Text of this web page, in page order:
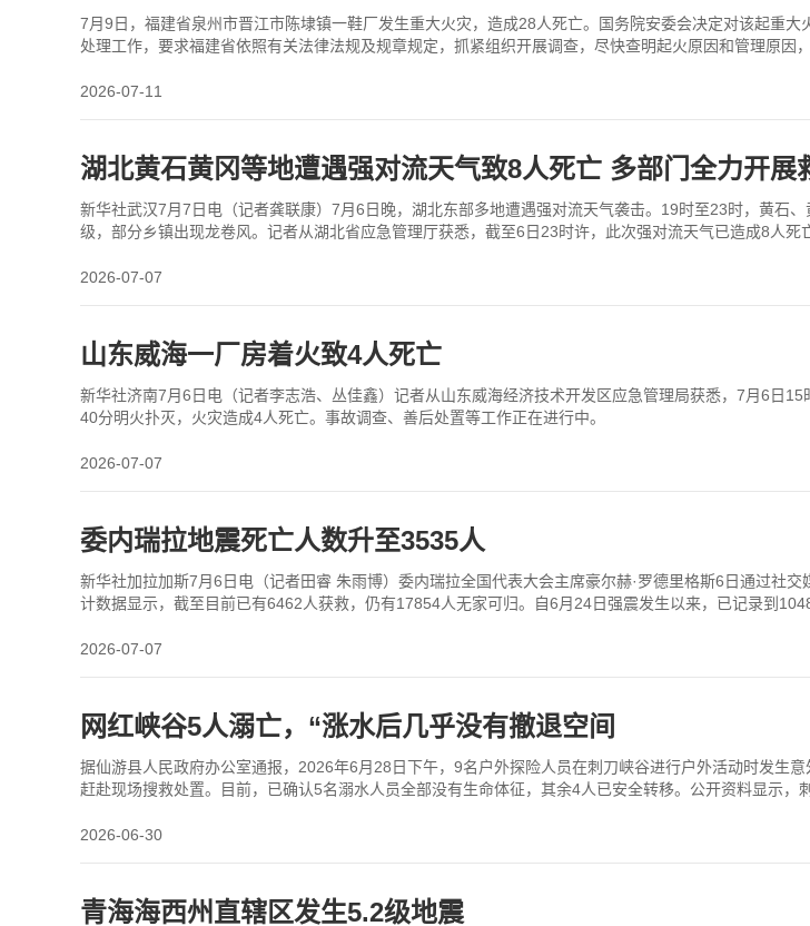
7月9日，福建省泉州市晋江市陈埭镇一鞋厂发生重大火灾，造成28人死亡。国务院安委会决定对该起重
处理工作，要求福建省依照有关法律法规及规章规定，抓紧组织开展调查，尽快查明起火原因和管理原因
2026-07-11
湖北黄石黄冈等地遭遇强对流天气致8人死亡 多部门全力开展
新华社武汉7月7日电（记者龚联康）7月6日晚，湖北东部多地遭遇强对流天气袭击。19时至23时，黄石
级，部分乡镇出现龙卷风。记者从湖北省应急管理厅获悉，截至6日23时许，此次强对流天气已造成8人
2026-07-07
山东威海一厂房着火致4人死亡
新华社济南7月6日电（记者李志浩、丛佳鑫）记者从山东威海经济技术开发区应急管理局获悉，7月6日
40分明火扑灭，火灾造成4人死亡。事故调查、善后处置等工作正在进行中。
2026-07-07
委内瑞拉地震死亡人数升至3535人
新华社加拉加斯7月6日电（记者田睿 朱雨博）委内瑞拉全国代表大会主席豪尔赫·罗德里格斯6日通过社
计数据显示，截至目前已有6462人获救，仍有17854人无家可归。自6月24日强震发生以来，已记录到1048
2026-07-07
网红峡谷5人溺亡，“涨水后几乎没有撤退空间
据仙游县人民政府办公室通报，2026年6月28日下午，9名户外探险人员在刺刀峡谷进行户外活动时发生
赶赴现场搜救处置。目前，已确认5名溺水人员全部没有生命体征，其余4人已安全转移。公开资料显示
2026-06-30
青海海西州直辖区发生5.2级地震